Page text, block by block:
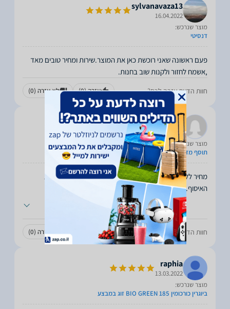
sylvanavaza13
16.04.2022
מוצר שנרכש:
דנסיטי
פעם ראשונה שאני רוכשת כאן את המוצר.שירות ומחיר טובים מאד
,אשמח לחזור ולקנות שוב בחנות.
חוות הדעת עזרה לכם? עזרה(0) לא עזרה (0)
יחזקאל
17.03.2022
מוצר שנרכש:
תוסף מזון
מחיר ללא תחרות. הקניה פשוטה ונוחה. משלוח מהיר לנקודת
האיסוף. המוצר הגיע ארוז היטב. אשוב לקנות בחנות
חוות הדעת עזרה לכם? עזרה לא עזרה (0)
raphia
13.03.2022
מוצר שנרכש:
ביוגרין כורכומין 185 BIO GREEN זוג במבצע